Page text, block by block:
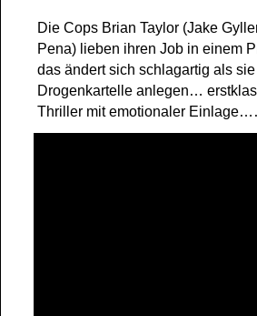
Die Cops Brian Taylor (Jake
Pena) lieben ihren Job in einem
das ändert sich schlagartig als
Drogenkartelle anlegen…
Thriller mit emotionaler